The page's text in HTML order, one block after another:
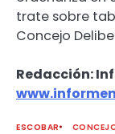
trate sobre
Concejo
Redacción:
ESCOBAR